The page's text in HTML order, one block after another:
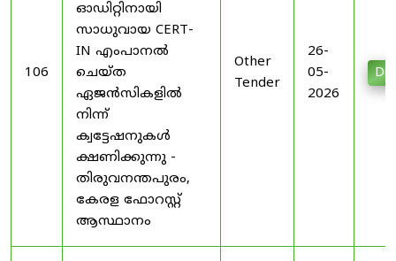
106
ഓഡിറ്റിനായി
സാധുവായ CERT-
IN എംപാനൽ
ചെയ്ത
ഏജൻസികളിൽ
നിന്ന്
ക്വട്ടേഷനുകൾ
ക്ഷണിക്കുന്നു -
തിരുവനന്തപുരം,
കേരള ഫോറസ്റ്റ്
ആസ്ഥാനം
Other
Tender
26-
05-
2026